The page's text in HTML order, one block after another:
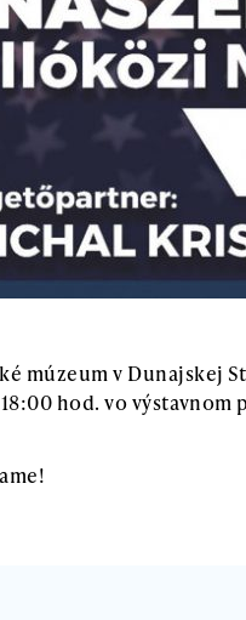
múzeum v Dunajskej
hod. vo